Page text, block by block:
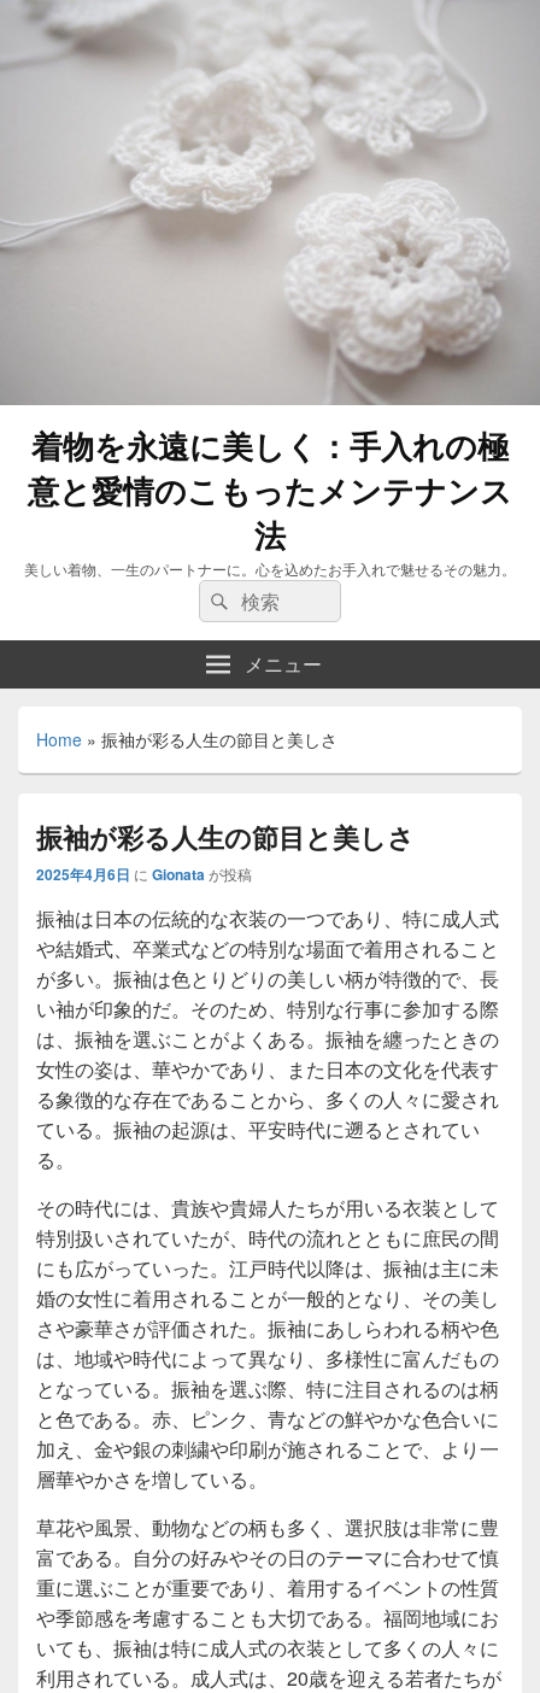
着物を永遠に美しく：手入れの極
意と愛情のこもったメンテナンス
法
美しい着物、一生のパートナーに。心を込めたお手入れで魅せるその魅力。
検
索:
検
索
メニュー
Home » 振袖が彩る人生の節目と美しさ
振袖が彩る人生の節目と美しさ
2025年4月6日 に Gionataが投稿
振袖は日本の伝統的な衣装の一つであり、特に成人式
や結婚式、卒業式などの特別な場面で着用されること
が多い。 振袖は色とりどりの美しい柄が特徴的で、長
い袖が印象的だ。そのため、特別な行事に参加する際
は、振袖を選ぶことがよくある。振袖を纏ったときの
女性の姿は、華やかであり、また日本の文化を代表す
る象徴的な存在であることから、多くの人々に愛され
ている。振袖の起源は、平安時代に遡るとされてい
る。
その時代には、貴族や貴婦人たちが用いる衣装として
特別扱いされていたが、時代の流れとともに庶民の間
にも広がっていった。江戸時代以降は、振袖は主に未
婚の女性に着用されることが一般的となり、その美し
さや豪華さが評価された。振袖にあしらわれる柄や色
は、地域や時代によって異なり、多様性に富んだもの
となっている。振袖を選ぶ際、特に注目されるのは柄
と色である。赤、ピンク、青などの鮮やかな色合いに
加え、金や銀の刺繍や印刷が施されることで、より一
層華やかさを増している。
草花や風景、動物などの柄も多く、選択肢は非常に豊
富である。自分の好みやその日のテーマに合わせて慎
重に選ぶことが重要であり、着用するイベントの性質
や季節感を考慮することも大切である。福岡地域にお
いても、振袖は特に成人式の衣装として多くの人々に
利用されている。成人式は、20歳を迎える若者たちが